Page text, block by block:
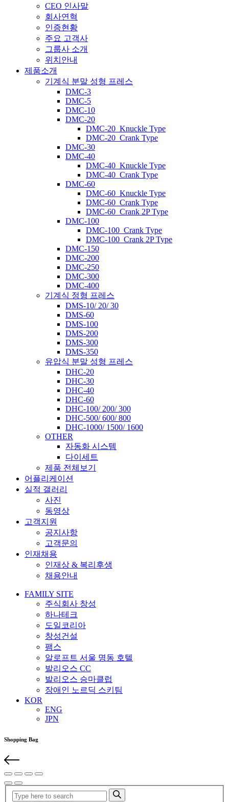
CEO 인사말
회사연혁
인증현황
주요 고객사
그룹사 소개
위치안내
제품소개
기계식 분말 성형 프레스
DMC-3
DMC-5
DMC-10
DMC-20
DMC-20_Knuckle Type
DMC-20_Crank Type
DMC-30
DMC-40
DMC-40_Knuckle Type
DMC-40_Crank Type
DMC-60
DMC-60_Knuckle Type
DMC-60_Crank Type
DMC-60_Crank 2P Type
DMC-100
DMC-100_Crank Type
DMC-100_Crank 2P Type
DMC-150
DMC-200
DMC-250
DMC-300
DMC-400
기계식 정형 프레스
DMS-10/ 20/ 30
DMS-60
DMS-100
DMS-200
DMS-300
DMS-350
유압식 분말 성형 프레스
DHC-20
DHC-30
DHC-40
DHC-60
DHC-100/ 200/ 300
DHC-500/ 600/ 800
DHC-1000/ 1500/ 1600
OTHER
자동화 시스템
다이세트
제품 전체보기
어플리케이션
실적 갤러리
사진
동영상
고객지원
공지사항
고객문의
인재채용
인재상 & 복리후생
채용안내
FAMILY SITE
주식회사 창성
하나테크
도일코리아
창성건설
팸스
알로프트 서울 명동 호텔
발리오스 CC
발리오스 승마클럽
장애인 노르딕 스키팀
KOR
ENG
JPN
Shopping Bag